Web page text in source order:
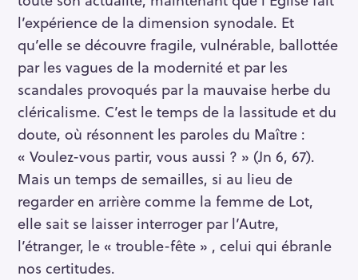
l’expérience de la dimension synodale. Et
qu’elle se découvre fragile, vulnérable, ballottée
par les vagues de la modernité et par les
scandales provoqués par la mauvaise herbe du
cléricalisme. C’est le temps de la lassitude et du
doute, où résonnent les paroles du Maître :
« Voulez-vous partir, vous aussi ? » (Jn 6, 67).
Mais un temps de semailles, si au lieu de
regarder en arrière comme la femme de Lot,
elle sait se laisser interroger par l’Autre,
l’étranger, le « trouble-fête » , celui qui ébranle
nos certitudes.
c
h
f
o
r
: